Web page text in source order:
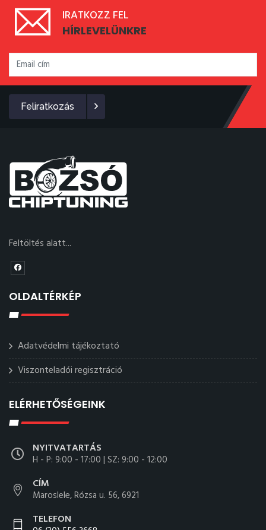
IRATKOZZ FEL
HÍRLEVELÜNKRE
Feliratkozás
Feltöltés alatt...
OLDALTÉRKÉP
Adatvédelmi tájékoztató
Viszonteladói regisztráció
ELÉRHETŐSÉGEINK
NYITVATARTÁS
H - P: 9:00 - 17:00 | SZ: 9:00 - 12:00
CÍM
Maroslele, Rózsa u. 56, 6921
TELEFON